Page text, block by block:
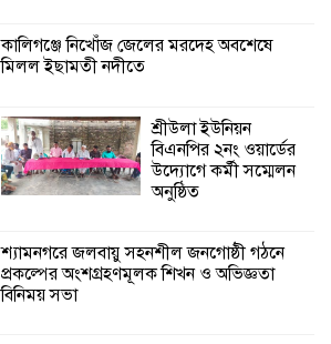
শ্যামনগরে বনবিভাগ ও সিএমসির সাথে
শ্যামনগরে সুপেয়
পানির সংকট নিরসনে
গণতান্ত্রিক সংলাপ
শ্যামনগরে সামাজিকভিত্তিক পুনর্বাসন
(সিবিআর) কেন্দ্রের আনুষ্ঠানিক উদ্বোধন
কালিগঞ্জে নিখোঁজ জেলের মরদেহ অবশেষে
মিলল ইছামতী নদীতে
শ্রীউলা ইউনিয়ন
বিএনপির ২নং ওয়ার্ডের
উদ্যোগে কর্মী সম্মেলন
অনুষ্ঠিত
শ্যামনগরে জলবায়ু সহনশীল জনগোষ্ঠী গঠনে
প্রকল্পের অংশগ্রহণমূলক শিখন ও অভিজ্ঞতা
বিনিময় সভা